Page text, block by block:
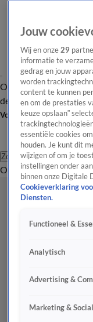
OverzichtAfleveringen
de redactie
Volg Shownieuws
Zoeken
Overzicht
Jouw
Wij en onze 29
informatie te
gedrag en jouw
worden
content te kunnen
en om de prestaties
keuze opslaan”
essentiële cookies
houden. Je kunt dit
wijzigen of om je
instellingen onder
binnen onze Digitale
Cookieverklaring
Diensten.
Functioneel &
Analytisch
Advertising &
Marketing &